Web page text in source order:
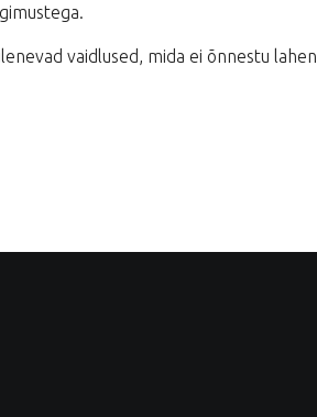
vaidlused, mida ei õnnestu